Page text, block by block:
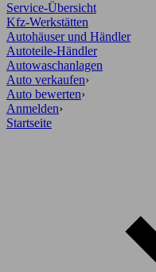
Service-Übersicht
Kfz-Werkstätten
Autohäuser und Händler
Autoteile-Händler
Autowaschanlagen
Auto verkaufen›
Auto bewerten›
Anmelden›
Startseite